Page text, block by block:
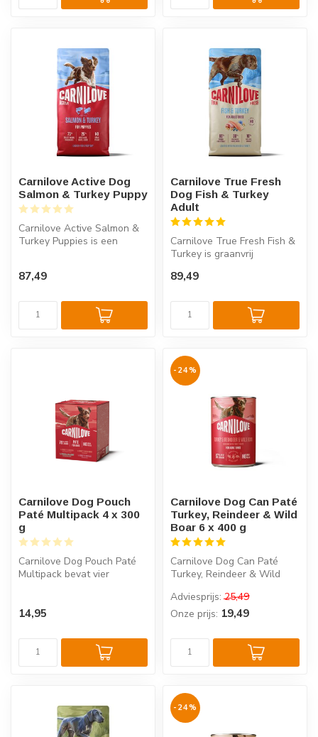
Carnilove Active Dog
Salmon & Turkey Puppy
Carnilove Active Salmon &
Turkey Puppies is een
87,49
Carnilove True Fresh
Dog Fish & Turkey
Adult
Carnilove True Fresh Fish &
Turkey is graanvrij
en kalk...
89,49
Carnilove Dog Pouch
Paté Multipack 4 x 300
g
Carnilove Dog Pouch Paté
Multipack bevat vier
14,95
-24%
Carnilove Dog Can Paté
Turkey, Reindeer & Wild
Boar 6 x 400 g
Carnilove Dog Can Paté
Turkey, Reindeer & Wild
superpremium nat...
Adviesprijs: 25,49
Onze prijs: 19,49
-24%